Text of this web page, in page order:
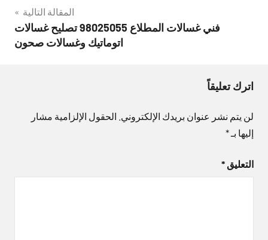
المقالة التالية
فني غسالات المطلاع 98025055 تصليح غسالات
اتوماتيك وغسالات صحون
اترك تعليقاً
لن يتم نشر عنوان بريدك الإلكتروني. الحقول الإلزامية مشار
إليها بـ*
التعليق *